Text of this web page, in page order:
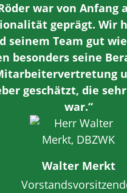
war von Anfang
geprägt. Wir
seinem Team gut
besonders seine
geschätzt, die
war.“
Walter Merkt